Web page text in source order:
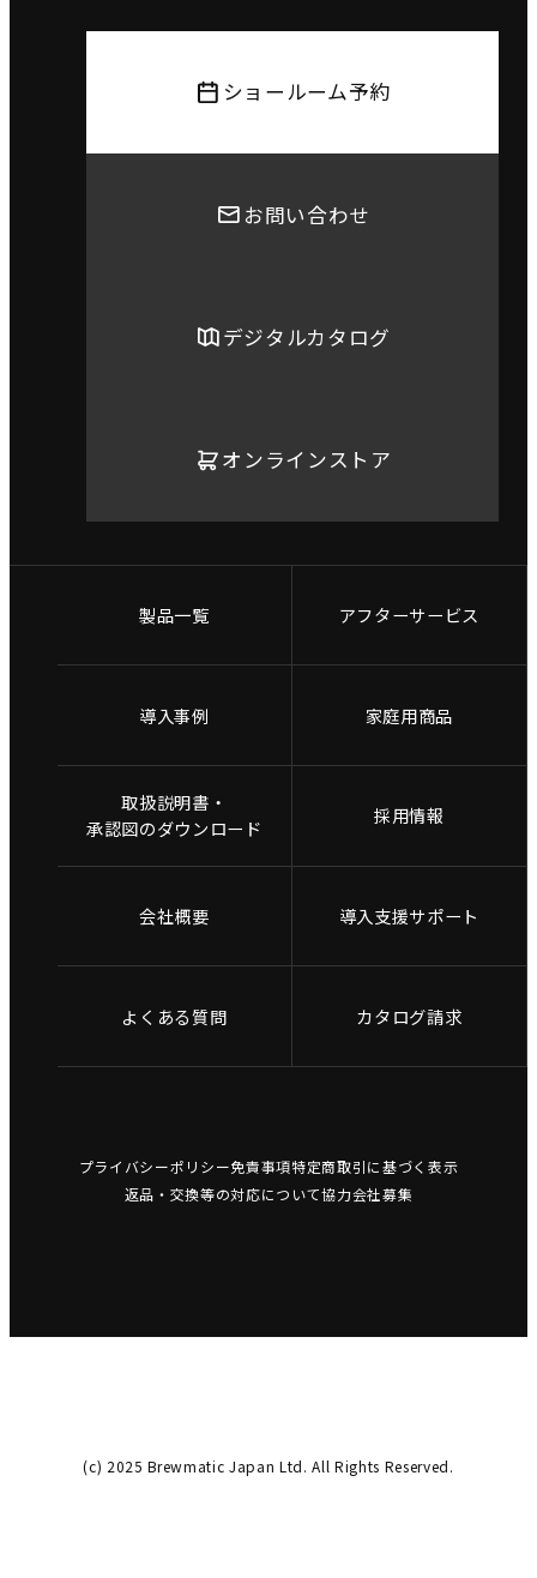
ショールーム予約
お問い合わせ
デジタルカタログ
オンラインストア
製品一覧 アフターサービス
導入事例 家庭用商品
取扱説明書・
承認図のダウンロード
採用情報
会社概要 導入支援サポート
よくある質問 カタログ請求
プライバシーポリシー免責事項特定商取引に基づく表示
返品・交換等の対応について協力会社募集
(c) 2025 Brewmatic Japan Ltd. All Rights Reserved.